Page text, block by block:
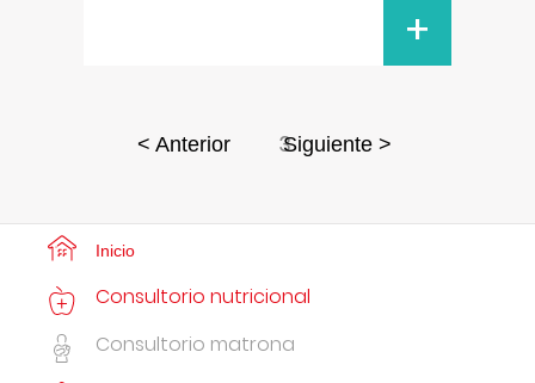
+
< Anterior 3Siguiente >
Inicio
Consultorio nutricional
Consultorio matrona